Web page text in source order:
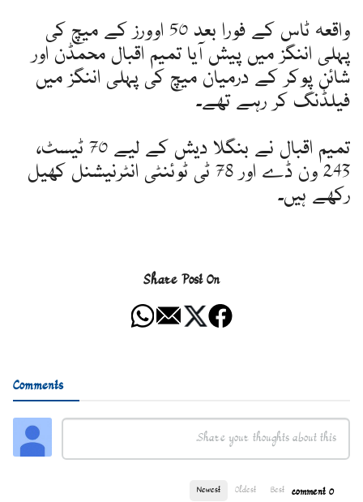
واقعہ ٹاس کے فورا بعد 50 اوورز کے میچ کی
پہلی اننگز میں پیش آیا تمیم اقبال محمڈن اور
شائن پوکر کے درمیان میچ کی پہلی اننگز میں
فیلڈنگ کر رہے تھے۔
تمیم اقبال نے بنگلا دیش کے لیے 70 ٹیسٹ،
243 ون ڈے اور 78 ٹی ٹوئنٹی انٹرنیشنل کھیل
رکھے ہیں۔
Share Post On
Comments
0 comment
Best
Oldest
Newest